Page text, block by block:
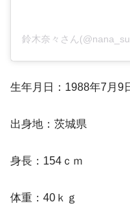
鈴木奈々さん
生年月日：1988年7月9
出身地：茨城県
身長：154ｃｍ
体重：40ｋｇ